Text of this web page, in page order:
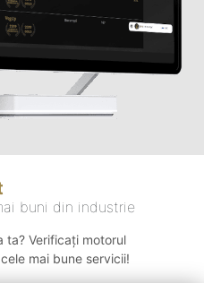
buni din industrie
ta? Verificați motorul
mai bune servicii!